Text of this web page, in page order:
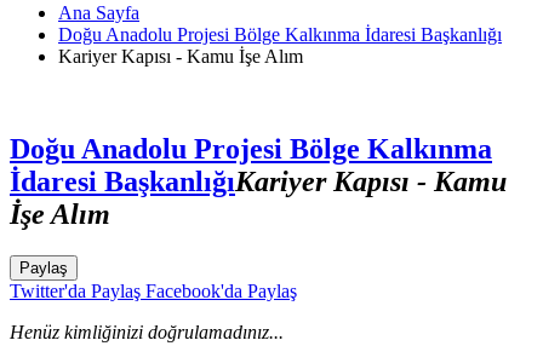
Ana Sayfa
Doğu Anadolu Projesi Bölge Kalkınma İdaresi Başkanlığı
Kariyer Kapısı - Kamu İşe Alım
Doğu Anadolu Projesi Bölge Kalkınma
İdaresi BaşkanlığıKariyer Kapısı - Kamu
İşe Alım
Paylaş
Twitter'da Paylaş Facebook'da Paylaş
Henüz kimliğinizi doğrulamadınız...